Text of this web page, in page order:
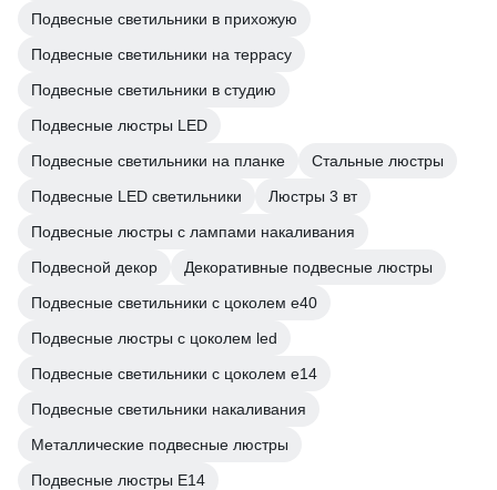
Подвесные светильники в прихожую
Подвесные светильники на террасу
Подвесные светильники в студию
Подвесные люстры LED
Подвесные светильники на планке
Стальные люстры
Подвесные LED светильники
Люстры 3 вт
Подвесные люстры с лампами накаливания
Подвесной декор
Декоративные подвесные люстры
Подвесные светильники с цоколем e40
Подвесные люстры с цоколем led
Подвесные светильники с цоколем e14
Подвесные светильники накаливания
Металлические подвесные люстры
Подвесные люстры E14